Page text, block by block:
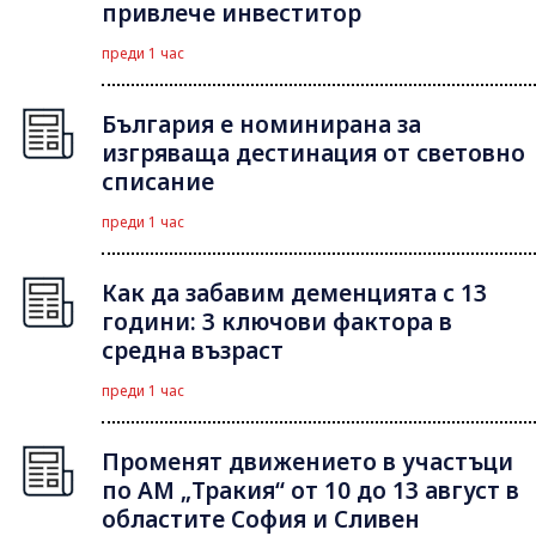
привлече инвеститор
преди 1 час
България е номинирана за
изгряваща дестинация от световно
списание
преди 1 час
Как да забавим деменцията с 13
години: 3 ключови фактора в
средна възраст
преди 1 час
Променят движението в участъци
по АМ „Тракия“ от 10 до 13 август в
областите София и Сливен